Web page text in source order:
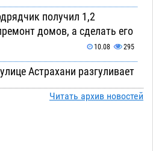
получил 1,2
домов, а сделать его
10.08 295
Астрахани разгуливает
10.08 492
Читать архив новостей